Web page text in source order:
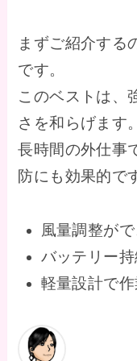
まずご紹介する
です。
このベストは、
さを和らげます。
長時間の外仕事
防にも効果的で
風量調整が
バッテリー
軽量設計で